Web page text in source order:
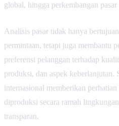
global, hingga perkembangan pasar
Analisis pasar tidak hanya
permintaan, tetapi juga membantu
preferensi pelanggan terhadap
produksi, dan aspek keberlanjutan.
internasional memberikan
diproduksi secara ramah
transparan.